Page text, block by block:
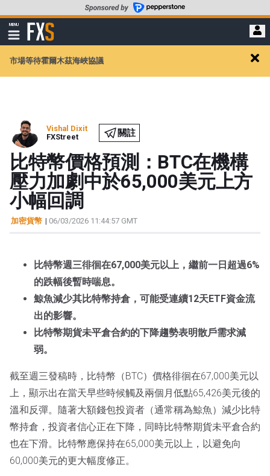
至
要
MENU
顯
示
航
FXStreet
市場等待霍爾木茲海峽協議
alert
Vishal Dixit
FXStreet
關註
比特幣價格預測：BTC在機構
壓力加劇中於65,000美元上方
小幅回調
加密貨幣 | 06/03/2026 11:44:57 GMT
比特幣週三徘徊在67,000美元以上，繼前一日超過6%
的跌幅後暫時喘息。
鯨魚減少其比特幣持倉，可能受連續12天ETF資金流
出的影響。
比特幣期貨未平倉合約的下降趨勢表明散戶需求減
弱。
截至週三發稿時，比特幣（BTC）價格徘徊在67,000美元以
上，顯示出在當天早些時候觸及兩個月低點65,426美元後的
溫和反彈。隨著大額錢包投資者（通常稱為鯨魚）減少比特
幣持倉，投資者信心正在下降，同時比特幣期貨未平倉合約
也在下滑。比特幣應保持在65,000美元以上，以避免向
60,000美元的更大幅度修正。